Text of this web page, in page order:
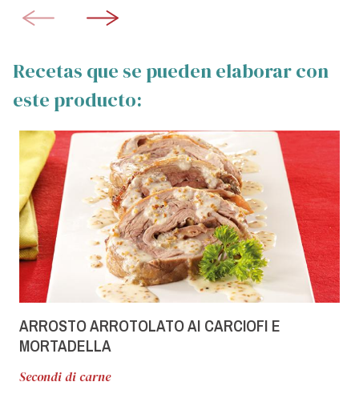
Recetas que se pueden elaborar con
este producto:
ARROSTO ARROTOLATO AI CARCIOFI E
MORTADELLA
Secondi di carne